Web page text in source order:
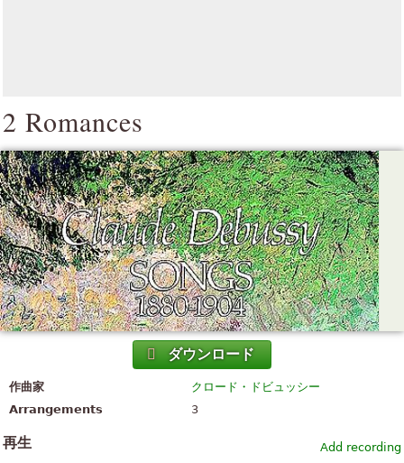
2 Romances
ダウンロード
作曲家
クロード・ドビュッシー
Arrangements
3
Add recording
再生